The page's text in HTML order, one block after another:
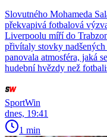
Slovutného Mohameda
překvapivá fotbalová
Liverpoolu míří do
přivítaly stovky
panovala atmosféra, jaká
hudební hvězdy než
SportWin
dnes, 19:41
1 min